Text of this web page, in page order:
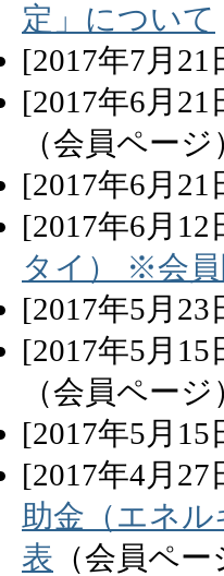
定」について
[2017年7月 21
[2017年6月 21
（会員ページ
[2017年6月 21
[2017年6月 12
タイ） ※会員
[2017年5月 23
[2017年5月 15
（会員ページ
[2017年5月 15
[2017年4月 27
助金（エネル
表 （会員ペー